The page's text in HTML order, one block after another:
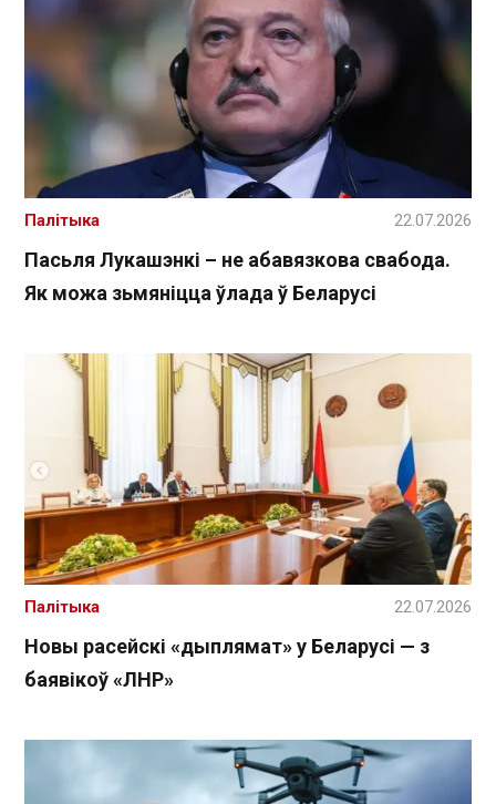
Пасьля Лукашэнкі – не абавязкова свабода.
Як можа зьмяніцца ўлада ў Беларусі
Палітыка 22.07.2026
Новы расейскі «дыплямат» у Беларусі — з
баявікоў «ЛНР»
Палітыка 22.07.2026